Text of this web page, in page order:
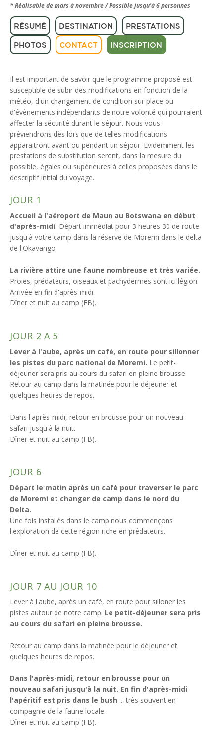
* Réalisable de mars à novembre / Possible jusqu'à 6 personnes
RÉSUMÉ DESTINATION PRESTATIONS
PHOTOS CONTACT INSCRIPTION
Il est important de savoir que le programme proposé est
susceptible de subir des modifications en fonction de la
météo, d'un changement de condition sur place ou
d'évènements indépendants de notre volonté qui pourraient
affecter la sécurité durant le séjour. Nous vous
préviendrons dès lors que de telles modifications
apparaitront avant ou pendant un séjour. Evidemment les
prestations de substitution seront, dans la mesure du
possible, égales ou supérieures à celles proposées dans le
descriptif initial du voyage.
JOUR 1
Accueil à l'aéroport de Maun au Botswana en début
d'après-midi. Départ immédiat pour 3 heures 30 de route
jusqu'à votre camp dans la réserve de Moremi dans le delta
de l'Okavango
La rivière attire une faune nombreuse et très variée.
Proies, prédateurs, oiseaux et pachydermes sont ici légion.
Arrivée en fin d'après-midi.
Dîner et nuit au camp (FB).
JOUR 2 A 5
Lever à l'aube, après un café, en route pour sillonner
les pistes du parc national de Moremi. Le petit-
déjeuner sera pris au cours du safari en pleine brousse.
Retour au camp dans la matinée pour le déjeuner et
quelques heures de repos.
Dans l'après-midi, retour en brousse pour un nouveau
safari jusqu'à la nuit.
Dîner et nuit au camp (FB).
JOUR 6
Départ le matin après un café pour traverser le parc
de Moremi et changer de camp dans le nord du
Delta.
Une fois installés dans le camp nous commençons
l'exploration de cette région riche en prédateurs.
Dîner et nuit au camp (FB).
JOUR 7 AU JOUR 10
Lever à l'aube, après un café, en route pour silloner les
pistes autour de notre camp. Le petit-déjeuner sera pris
au cours du safari en pleine brousse.
Retour au camp dans la matinée pour le déjeuner et
quelques heures de repos.
Dans l'après-midi, retour en brousse pour un
nouveau safari jusqu'à la nuit. En fin d'après-midi
l'apéritif est pris dans le bush ... très souvent en
compagnie de la faune locale.
Dîner et nuit au camp (FB).